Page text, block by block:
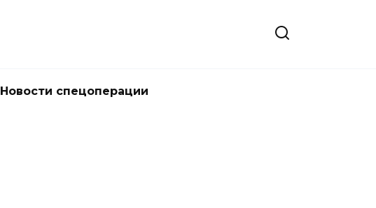
Новости спецоперации